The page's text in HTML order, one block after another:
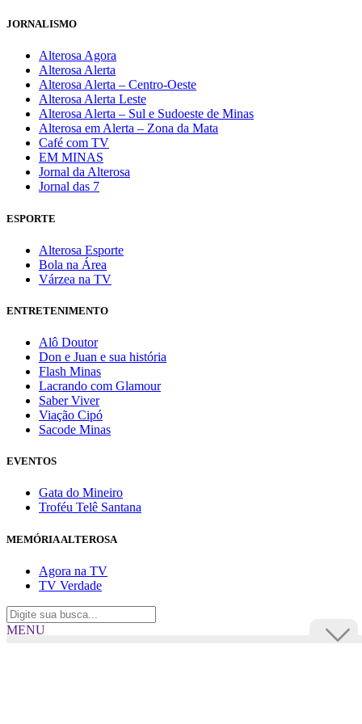
JORNALISMO
Alterosa Agora
Alterosa Alerta
Alterosa Alerta – Centro-Oeste
Alterosa Alerta Leste
Alterosa Alerta – Sul e Sudoeste de Minas
Alterosa em Alerta – Zona da Mata
Café com TV
EM MINAS
Jornal da Alterosa
Jornal das 7
ESPORTE
Alterosa Esporte
Bola na Área
Várzea na TV
ENTRETENIMENTO
Alô Doutor
Don e Juan e sua história
Flash Minas
Lacrando com Glamour
Saber Viver
Viação Cipó
Sacode Minas
EVENTOS
Gata do Mineiro
Troféu Telê Santana
MEMÓRIA ALTEROSA
Agora na TV
TV Verdade
MENU